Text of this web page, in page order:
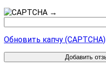
→
Обновить капчу (CAPTCHA)